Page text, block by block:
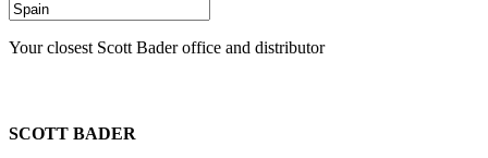
Your closest Scott Bader office and distributor
SCOTT BADER